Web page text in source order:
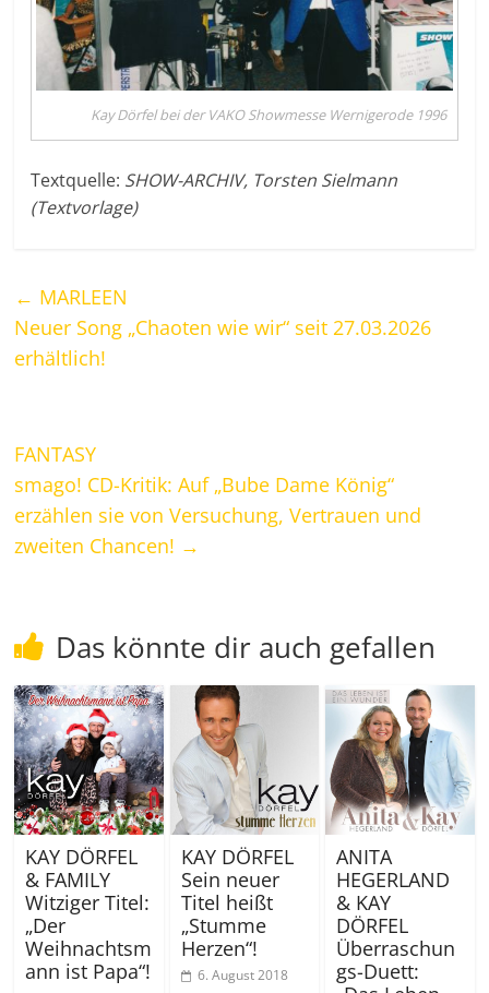
Kay Dörfel bei der VAKO Showmesse Wernigerode 1996
Textquelle: SHOW-ARCHIV, Torsten Sielmann
(Textvorlage)
← MARLEEN
Neuer Song „Chaoten wie wir“ seit 27.03.2026
erhältlich!
FANTASY
smago! CD-Kritik: Auf „Bube Dame König“
erzählen sie von Versuchung, Vertrauen und
zweiten Chancen! →
Das könnte dir auch gefallen
KAY DÖRFEL
& FAMILY
Witziger Titel:
„Der
Weihnachtsm
ann ist Papa“!
KAY DÖRFEL
Sein neuer
Titel heißt
„Stumme
Herzen“!
6. August 2018
ANITA
HEGERLAND
& KAY
DÖRFEL
Überraschun
gs-Duett: